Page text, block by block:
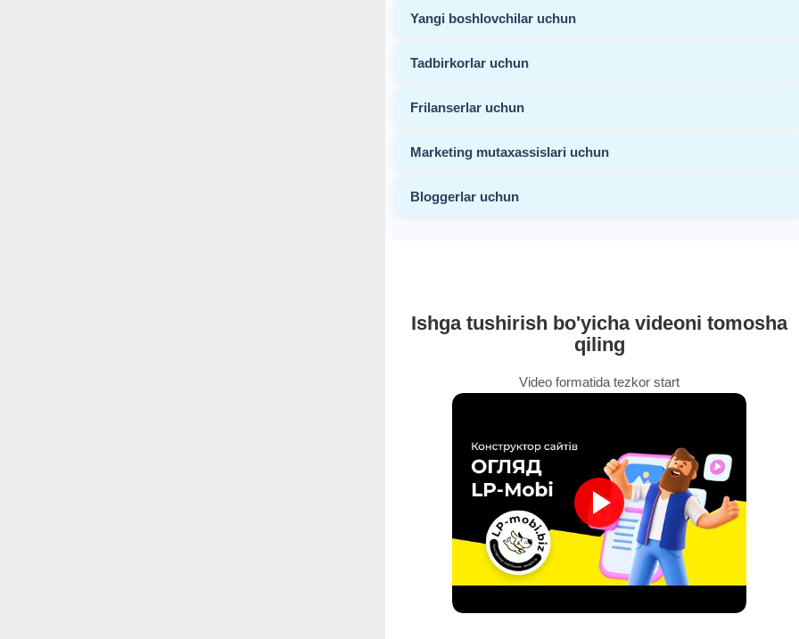
Yangi boshlovchilar uchun
Tadbirkorlar uchun
Frilanserlar uchun
Marketing mutaxassislari uchun
Bloggerlar uchun
Ishga tushirish bo'yicha videoni tomosha
qiling
Video formatida tezkor start